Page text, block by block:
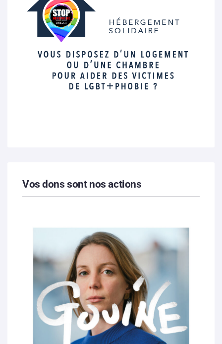
Vos dons sont nos actions